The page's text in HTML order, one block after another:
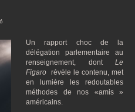
Un rapport choc de la
délégation parlementaire au
renseignement, dont Le
Figaro révèle le contenu, met
en lumière les redoutables
méthodes de nos «amis »
américains.